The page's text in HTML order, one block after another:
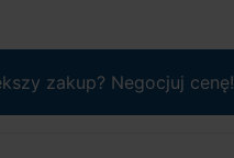
zakup? Negocjuj cenę!